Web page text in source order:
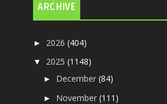
ARCHIVE
► 2026(404)
▼ 2025(1148)
► December(84)
► November(111)